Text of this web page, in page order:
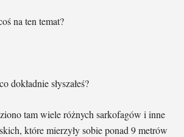
na ten temat?
dokładnie słyszałeś?
tam wiele różnych sarkofagów i inne
które mierzyły sobie ponad 9 metrów